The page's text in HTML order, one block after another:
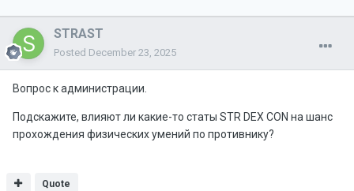
STRAST
Posted December 23, 2025
Вопрос к администрации.
Подскажите, влияют ли какие-то статы STR DEX CON на шанс
прохождения физических умений по противнику?
Quote